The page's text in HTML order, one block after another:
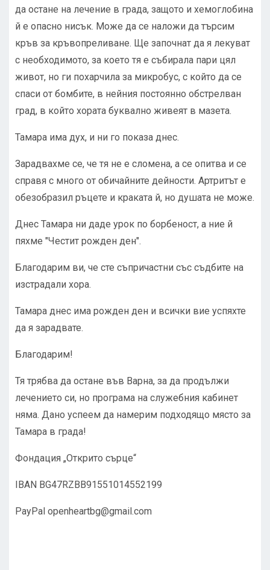
да остане на лечение в града, защото и хемоглобина
й е опасно нисък. Може да се наложи да търсим
кръв за кръвопреливане. Ще започнат да я лекуват
с необходимото, за което тя е събирала пари цял
живот, но ги похарчила за микробус, с който да се
спаси от бомбите, в нейния постоянно обстрелван
град, в който хората буквално живеят в мазета.
Тамара има дух, и ни го показа днес.
Зарадвахме се, че тя не е сломена, а се опитва и се
справя с много от обичайните дейности. Артритът е
обезобразил ръцете и краката й, но душата не може.
Днес Тамара ни даде урок по борбеност, а ние й
пяхме "Честит рожден ден".
Благодарим ви, че сте съпричастни със съдбите на
изстрадали хора.
Тамара днес има рожден ден и всички вие успяхте
да я зарадвате.
Благодарим!
Тя трябва да остане във Варна, за да продължи
лечението си, но програма на служебния кабинет
няма. Дано успеем да намерим подходящо място за
Тамара в града!
Фондация „Открито сърце“
IBAN BG47RZBB91551014552199
PayPal openheartbg@gmail.com